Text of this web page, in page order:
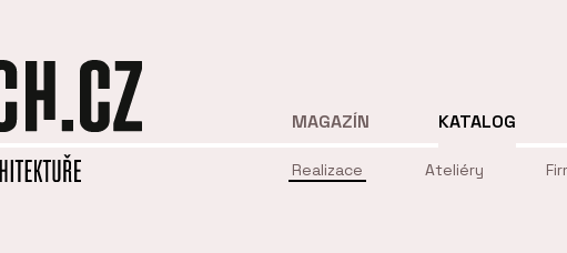
MAGAZÍN KATALOG
Realizace Ateliéry